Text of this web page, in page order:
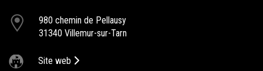
Mitzvah...980 chemin de Pellausy
31340 Villemur-sur-Tarn
Site web